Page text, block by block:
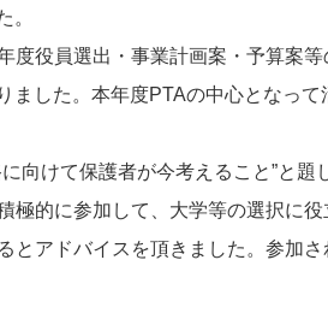
。
役員選出・事業計画案・予算案
した。本年度PTAの中心となって
向けて保護者が今考えること”と題
極的に参加して、大学等の選択に
アドバイスを頂きました。参加